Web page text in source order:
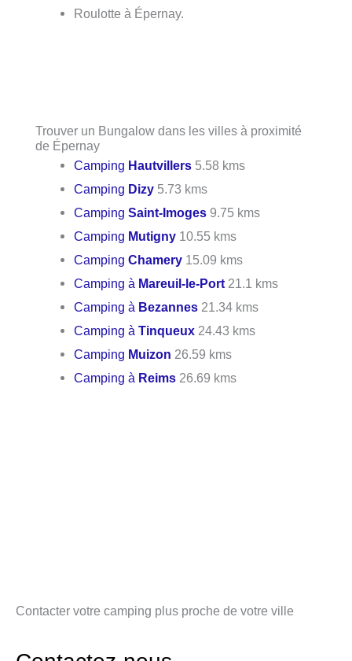
Roulotte à Épernay.
Trouver un Bungalow dans les villes à proximité
de Épernay
Camping Hautvillers 5.58 kms
Camping Dizy 5.73 kms
CampingSaint-Imoges 9.75 kms
Camping Mutigny 10.55 kms
CampingChamery 15.09 kms
Camping à Mareuil-le-Port 21.1 kms
Camping à Bezannes 21.34 kms
Camping àTinqueux 24.43 kms
Camping Muizon 26.59 kms
Camping à Reims 26.69 kms
Contacter votre camping plus proche de votre ville